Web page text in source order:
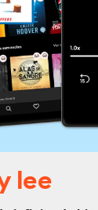
lee